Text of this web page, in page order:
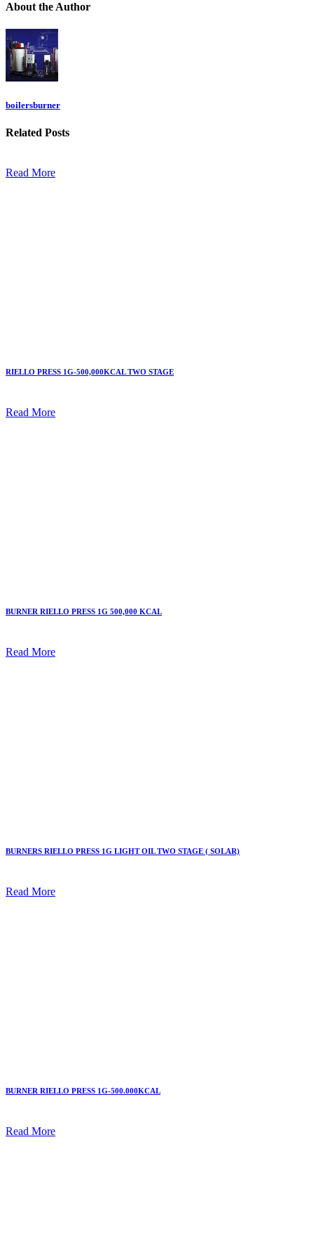
Aboutthe Author
boilersburner
Related Posts
Read More
RIELLO PRESS 1G-500,000KCAL TWO STAGE
Read More
BURNER RIELLO PRESS 1G 500,000 KCAL
Read More
BURNERS RIELLO PRESS 1G LIGHT OIL TWO STAGE ( SOLAR)
Read More
BURNER RIELLO PRESS 1G-500.000KCAL
Read More